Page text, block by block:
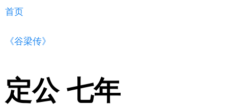
首页
《谷梁传》
定公 七年